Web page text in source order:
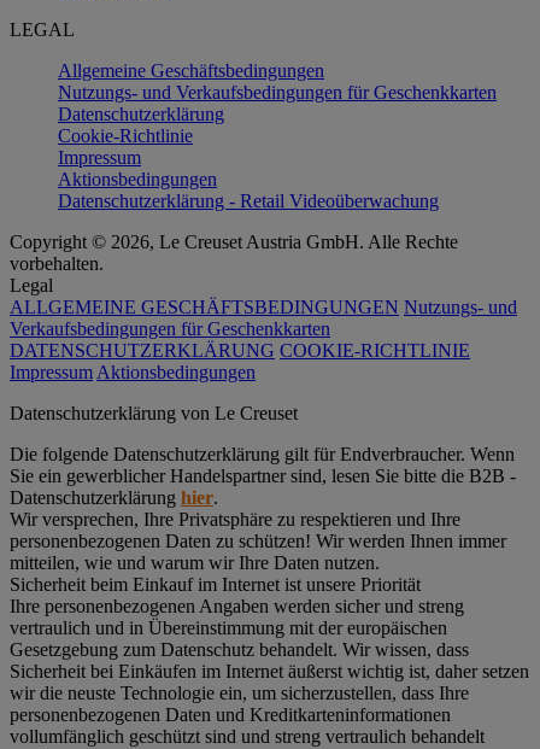
LEGAL
Allgemeine Geschäftsbedingungen
Nutzungs- und Verkaufsbedingungen für Geschenkkarten
Datenschutzerklärung
Cookie-Richtlinie
Impressum
Aktionsbedingungen
Datenschutzerklärung - Retail Videoüberwachung
Copyright © 2026, Le Creuset Austria GmbH. Alle Rechte
vorbehalten.
Legal
ALLGEMEINE GESCHÄFTSBEDINGUNGEN Nutzungs- und
Verkaufsbedingungen für Geschenkkarten
DATENSCHUTZERKLÄRUNG COOKIE-RICHTLINIE
Impressum Aktionsbedingungen
Datenschutz­erklärung von Le Creuset
Die folgende Datenschutzerklärung gilt für Endverbraucher. Wenn
Sie ein gewerblicher Handelspartner sind, lesen Sie bitte die B2B -
Datenschutzerklärung hier.
Wir versprechen, Ihre Privatsphäre zu respektieren und Ihre
personenbezogenen Daten zu schützen! Wir werden Ihnen immer
mitteilen, wie und warum wir Ihre Daten nutzen.
Sicherheit beim Einkauf im Internet ist unsere Priorität
Ihre personenbezogenen Angaben werden sicher und streng
vertraulich und in Übereinstimmung mit der europäischen
Gesetzgebung zum Datenschutz behandelt. Wir wissen, dass
Sicherheit bei Einkäufen im Internet äußerst wichtig ist, daher setzen
wir die neuste Technologie ein, um sicherzustellen, dass Ihre
personenbezogenen Daten und Kreditkarteninformationen
vollumfänglich geschützt sind und streng vertraulich behandelt